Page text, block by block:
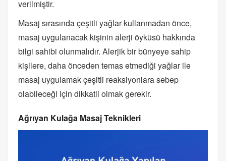
verilmiştir.
Masaj sırasında çeşitli yağlar kullanmadan önce,
masaj uygulanacak kişinin alerji öyküsü hakkında
bilgi sahibi olunmalıdır. Alerjik bir bünyeye sahip
kişilere, daha önceden temas etmediği yağlar ile
masaj uygulamak çeşitli reaksiyonlara sebep
olabileceği için dikkatli olmak gerekir.
Ağrıyan Kulağa Masaj Teknikleri